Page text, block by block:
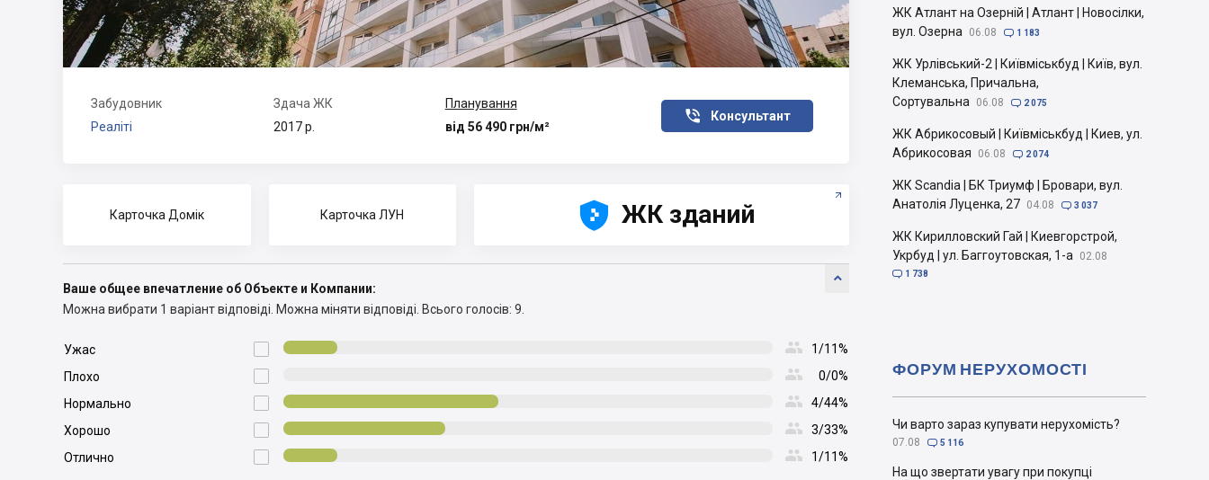
Забудовник
Реаліті
Здача ЖК
2017 р.
Планування
від 56 490 грн/м²
Консультант

Карточка Домік Карточка ЛУН 



 ЖК зданий

Ваше общее впечатление об Объекте и Компании:
Можна вибрати 1 варіант відповіді. Можна міняти відповіді. Всього голосів: 9.

Ужас  1/11%

Плохо  0/0%

Нормально  4/44%

Хорошо  3/33%

Отлично  1/11%
ЖК Атлант на Озерній | Атлант | Новосілки,
вул. Озерна
06.08  1 183
ЖК Урлівський-2 | Київміськбуд | Київ, вул.
Клеманська, Причальна,
Сортувальна
06.08  2 075
ЖК Абрикосовый | Київміськбуд | Киев, ул.
Абрикосовая
06.08  2 074
ЖК Scandia | БК Триумф | Бровари, вул.
Анатолія Луценка, 27 04.08  3 037
ЖК Кирилловский Гай | Киевгорстрой,
Укрбуд | ул. Баггоутовская, 1-а
02.08
 1 738
Чи варто зараз купувати нерухомість?
07.08  5 116
На що звертати увагу при покупці
ФОРУМ НЕРУХОМОСТІ